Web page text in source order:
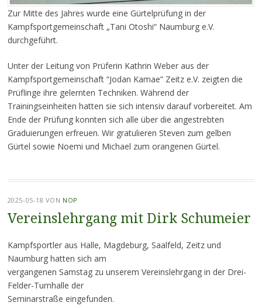
Zur Mitte des Jahres wurde eine Gürtelprüfung in der
Kampfsportgemeinschaft „Tani Otoshi“ Naumburg e.V.
durchgeführt.
Unter der Leitung von Prüferin Kathrin Weber aus der
Kampfsportgemeinschaft “Jodan Kamae” Zeitz e.V. zeigten die
Prüflinge ihre gelernten Techniken. Während der
Trainingseinheiten hatten sie sich intensiv darauf vorbereitet. Am
Ende der Prüfung konnten sich alle über die angestrebten
Graduierungen erfreuen. Wir gratulieren Steven zum gelben
Gürtel sowie Noemi und Michael zum orangenen Gürtel.
2025-05-18 VON NOP
Vereinslehrgang mit Dirk Schumeier
Kampfsportler aus Halle, Magdeburg, Saalfeld, Zeitz und
Naumburg hatten sich am
vergangenen Samstag zu unserem Vereinslehrgang in der Drei-
Felder-Turnhalle der
Seminarstraße eingefunden.